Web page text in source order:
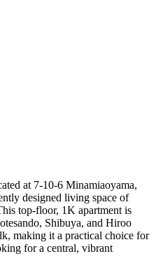
at 7-10-6 Minamiaoyama,
designed living space of
top-floor, 1K apartment is
Shibuya, and Hiroo
making it a practical choice for
for a central, vibrant